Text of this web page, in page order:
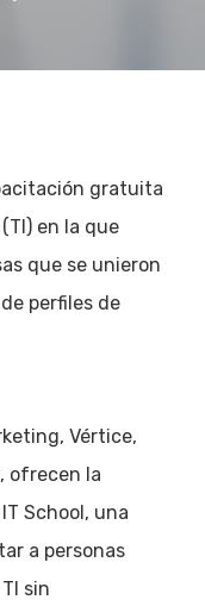
gratuita
en la que
que se unieron
perfiles de
Vértice,
ofrecen la
School, una
a personas
sin